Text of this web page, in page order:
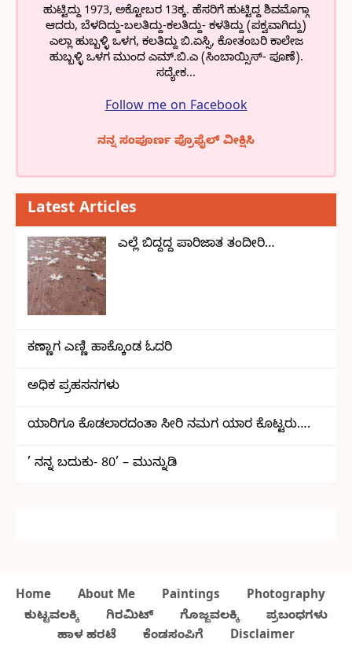
ಹುಟ್ಟಿದ್ದು 1973, ಅಕ್ಟೋಬರ 13ಕ್ಕ. ಹೆಸರಿಗೆ ಹುಟ್ಟಿದ್ದ ಶಿವಮೊಗ್ಗಾ
ಆದರು, ಬೆಳದಿದ್ದು-ಬಲತಿದ್ದು-ಕಲತಿದ್ದು- ಕಳತಿದ್ದು (ಪಕ್ವವಾಗಿದ್ದು)
ಎಲ್ಲಾ ಹುಬ್ಬಳ್ಳಿ ಒಳಗ, ಕಲತಿದ್ದು ಬಿ.ಏಸ್ಸಿ, ಕೋತಂಬರಿ ಕಾಲೇಜ
ಹುಬ್ಬಳ್ಳಿ ಒಳಗ ಮುಂದ ಎಮ್.ಬಿ.ಎ (ಸಿಂಬಾಯ್ಸಿಸ್- ಪೂಣೆ).
ಸದ್ಯೇಕ...
Follow me on Facebook
ನನ್ನ ಸಂಪೂರ್ಣ ಪ್ರೊಫೈಲ್ ವೀಕ್ಷಿಸಿ
Latest Articles
ಎಲ್ಲೆ ಬಿದ್ದದ್ದ ಪಾರಿಜಾತ ತಂದೀರಿ…
ಕಣ್ಣಾಗ ಎಣ್ಣಿ ಹಾಕ್ಕೊಂಡ ಓದರಿ
ಅಧಿಕ ಪ್ರಹಸನಗಳು
ಯಾರಿಗೂ ಕೊಡಲಾರದಂತಾ ಸೀರಿ ನಮಗ ಯಾರ ಕೊಟ್ಟರು….
’ ನನ್ನ ಬದುಕು- 80’ – ಮುನ್ನುಡಿ
Home About Me Paintings
Photography
ಕುಟ್ಟವಲಕ್ಕಿ
ಗಿರಮಿಟ್ ಗೊಜ್ಜವಲಕ್ಕಿ
ಪ್ರಬಂಧಗಳು
ಹಾಳ ಹರಟೆ
ಕೆಂಡಸಂಪಿಗೆ Disclaimer